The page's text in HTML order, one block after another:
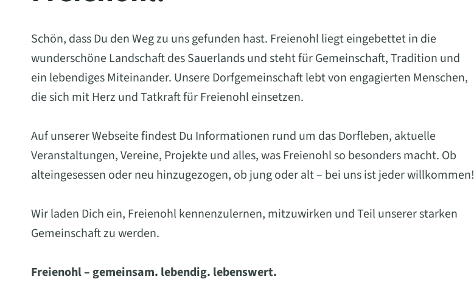
Schön, dass Du den Weg zu uns gefunden hast. Freienohl liegt eingebettet in die
wunderschöne Landschaft des Sauerlands und steht für Gemeinschaft, Tradition und
ein lebendiges Miteinander. Unsere Dorfgemeinschaft lebt von engagierten Menschen,
die sich mit Herz und Tatkraft für Freienohl einsetzen.
Auf unserer Webseite findest Du Informationen rund um das Dorfleben, aktuelle
Veranstaltungen, Vereine, Projekte und alles, was Freienohl so besonders macht. Ob
alteingesessen oder neu hinzugezogen, ob jung oder alt – bei uns ist jeder willkommen!
Wir laden Dich ein, Freienohl kennenzulernen, mitzuwirken und Teil unserer starken
Gemeinschaft zu werden.
Freienohl – gemeinsam. lebendig. lebenswert.